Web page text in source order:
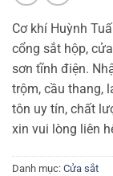
Cơ khí Huỳnh
cổng sắt hộp,
sơn tĩnh điện.
trộm, cầu thang,
tôn uy tín, chất
xin vui lòng liên
Danh mục: Cửa sắt